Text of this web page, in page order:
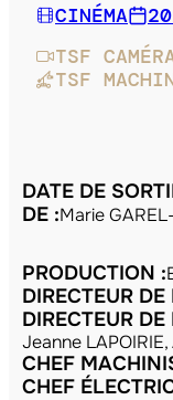
CINÉMA
TSF
TSF
DATE DE
DE :Marie
PRODUCTION :
DIRECTEUR
DIRECTEUR
Jeanne LAPOIRIE,
CHEF
CHEF